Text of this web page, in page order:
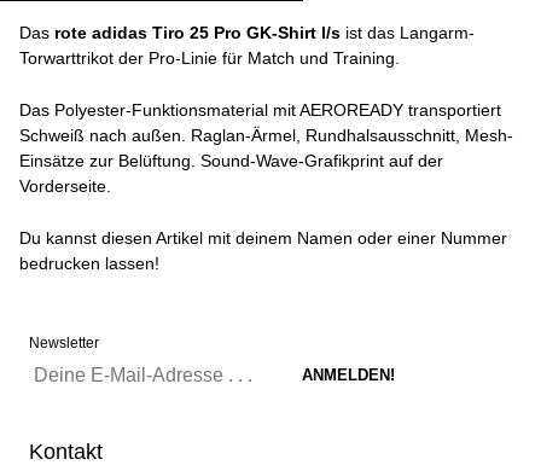
Das rote adidas Tiro 25 Pro GK-Shirt l/s ist das Langarm-
Torwarttrikot der Pro-Linie für Match und Training.
Das Polyester-Funktionsmaterial mit AEROREADY transportiert
Schweiß nach außen. Raglan-Ärmel, Rundhalsausschnitt, Mesh-
Einsätze zur Belüftung. Sound-Wave-Grafikprint auf der
Vorderseite.
Du kannst diesen Artikel mit deinem Namen oder einer Nummer
bedrucken lassen!
Newsletter
Kontakt